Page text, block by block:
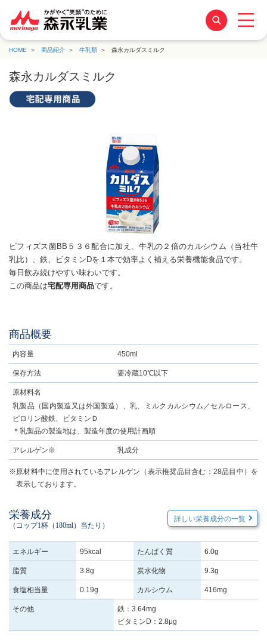
HOME 商品紹介 牛乳類 森永カルダスミルク
森永カルダスミルク
ビフィズス菌BB５３６配合に加え、牛乳の２倍のカルシウム（当社牛
乳比）、鉄、ビタミンDを１本で効率よく補える栄養機能食品です。
毎日飲み続けやすい味わいです。
この商品は宅配専用商品です。
商品概要
内容量 450ml
保存方法 要冷蔵10℃以下
原材料名
乳製品（国内製造又は外国製造）、乳、ミルクカルシウム／セルロース、
ピロリン酸鉄、ビタミンＤ
＊乳製品の製造地は、製造年度の使用計画順
アレルゲン※ 乳成分
※原材料中に使用されているアレルゲン（表示推奨品目含む：28品目中）を
表示しております。
栄養成分
（コップ1杯（180ml）当たり）
詳しい栄養成分の一覧
エネルギー 95kcal たんぱく質 6.0g
脂質 3.8g 炭水化物 9.3g
食塩相当量 0.19g カルシウム 416mg
その他
鉄：3.64mg
ビタミンD：2.8μg